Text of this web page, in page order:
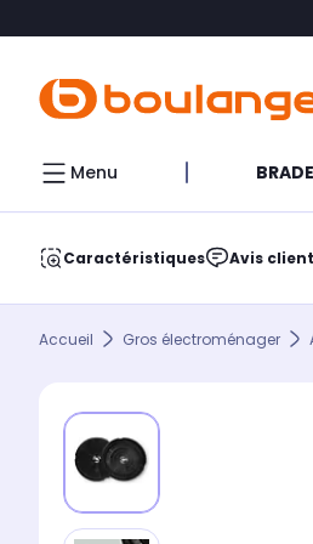
Menu
Caractéristiques Avis
Accueil Gros électroménager